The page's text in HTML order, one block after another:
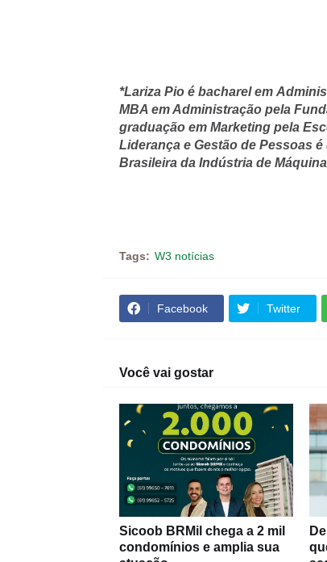
*Lariza Pio é bacharel em
MBA em Administração pela
graduação em Marketing pela
Liderança e Gestão de Pessoas
Brasileira da Indústria de
Tags: W3 notícias
Facebook Twitter
Você vai gostar
Sicoob BRMil chega a 2 mil
condomínios e amplia sua